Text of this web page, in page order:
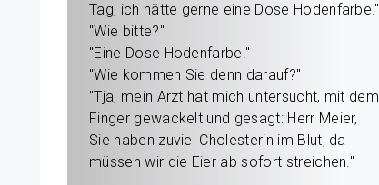
Tag, ich hätte gerne eine Dose Hodenfarbe."
"Wie bitte?"
"Eine Dose Hodenfarbe!"
"Wie kommen Sie denn darauf?"
"Tja, mein Arzt hat mich untersucht, mit dem
Finger gewackelt und gesagt: Herr Meier,
Sie haben zuviel Cholesterin im Blut, da
müssen wir die Eier ab sofort streichen."